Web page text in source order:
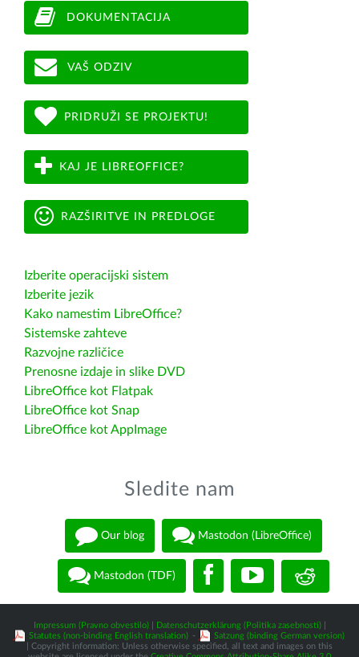
DOKUMENTACIJA
VAŠ ODZIV
PRIDRUŽI SE PROJEKTU!
KAJ JE LIBREOFFICE?
RAZŠIRITVE IN PREDLOGE
Izberite operacijski sistem
Izberite jezik
Kako namestim LibreOffice?
Sistemske zahteve
Razvojne različice
Prenosne izdaje in slike DVD
LibreOffice kot Flatpak
LibreOffice kot Snap
LibreOffice kot AppImage
Sledite nam
Our blog Mastodon (LibreOffice)
Mastodon (TDF)
Impressum (Pravno obvestilo)| Datenschutzerklärung (Politika zasebnosti)|
Statutes (non-binding English translation) -
Satzung (binding German version)
| Copyright information: Unless otherwise specified, all text and images on this